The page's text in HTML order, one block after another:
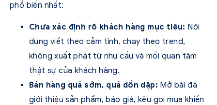
phổ biến nhất:
Chưa xác định rõ khách hàng mục tiêu: Nội
dung viết theo cảm tính, chạy theo trend,
không xuất phát từ nhu cầu và mối quan tâm
thật sự của khách hàng.
Bán hàng quá sớm, quá dồn dập: Mở bài đã
giới thiệu sản phẩm, báo giá, kêu gọi mua khiến